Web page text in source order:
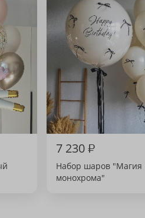
7 230₽
Набор шаров "Магия
монохрома"